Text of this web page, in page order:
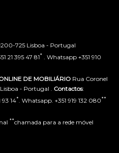
725 Lisboa - Portugal
21 395 47 81* . Whatsapp +351 910
DE MOBILIÁRIO Rua Coronel
- Portugal . Contactos:
93 14* . Whatsapp. +351 919 132 080**
**chamada para a rede móvel